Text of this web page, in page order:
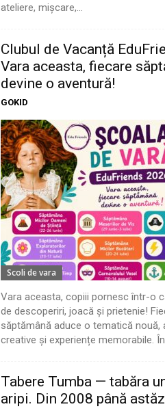
ateliere, mișcare,...
Clubul de Vacanță
Vara aceasta, fiecare
devine o aventură!
GOKID
Scoli de vara
Vara aceasta, copiii pornesc într-o
de descoperiri, joacă și prietenie!
săptămână aduce o tematică nouă,
creative și experiențe memorabile. În
Tabere Tumba — tabăra
aripi. Din 2008 până